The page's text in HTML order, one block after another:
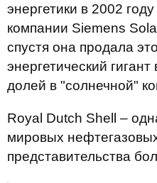
энергетики в 2002
компании Siemens
спустя она продала
энергетический
долей в "солнечной"
Royal Dutch Shell –
мировых
представительства